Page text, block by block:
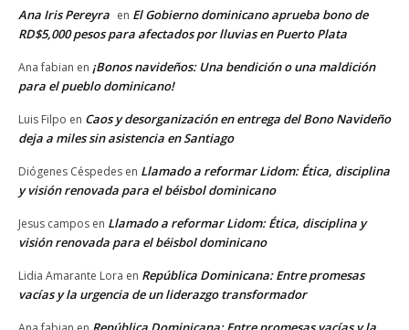
Ana Iris Pereyra en El Gobierno dominicano aprueba bono de
RD$5,000 pesos para afectados por lluvias en Puerto Plata
Ana fabian en ¡Bonos navideños: Una bendición o una maldición
para el pueblo dominicano!
Luis Filpo en Caos y desorganización en entrega del Bono Navideño
deja a miles sin asistencia en Santiago
Diógenes Céspedes en Llamado a reformar Lidom: Ética, disciplina
y visión renovada para el béisbol dominicano
Jesus campos en Llamado a reformar Lidom: Ética, disciplina y
visión renovada para el béisbol dominicano
Lidia Amarante Lora en República Dominicana: Entre promesas
vacías y la urgencia de un liderazgo transformador